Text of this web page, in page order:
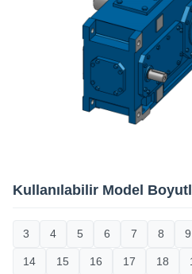
Kullanılabilir Model
3 4 5 6 7 8 9
14 15 16 17 18